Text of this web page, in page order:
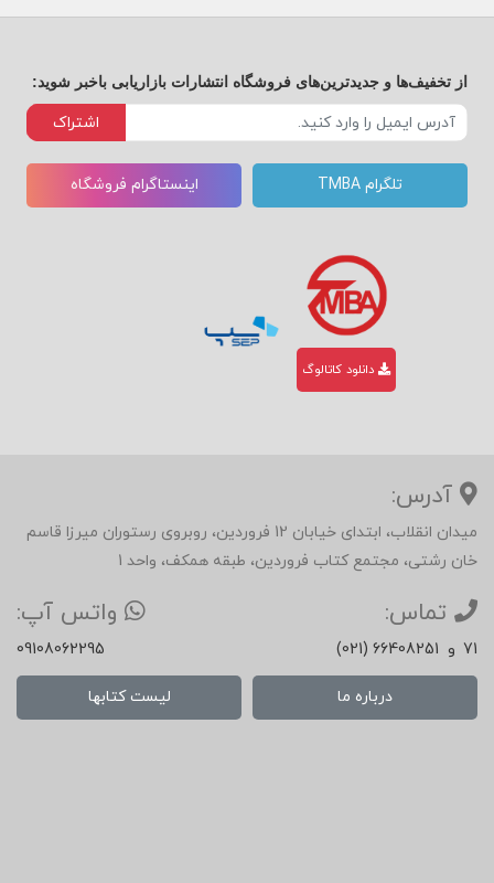
از تخفیف‌ها و جدیدترین‌های فروشگاه انتشارات بازاریابی باخبر شوید:
اشتراک
تلگرام TMBA اینستاگرام فروشگاه
دانلود کاتالوگ
آدرس:
میدان انقلاب، ابتدای خیابان 12 فروردین، روبروی رستوران میرزا قاسم
خان رشتی، مجتمع کتاب فروردین، طبقه همکف، واحد 1
تماس:
(021) 66408251 و 71
واتس آپ:
09108062295
درباره ما لیست کتابها